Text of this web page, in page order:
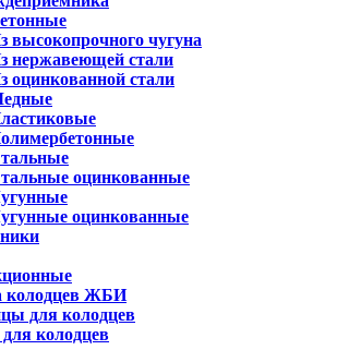
высокопрочного чугуна
нержавеющей стали
оцинкованной стали
оцинкованные
оцинкованные
колодцев ЖБИ
для колодцев
колодцев